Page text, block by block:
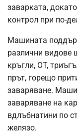
заварката,
контрол при по-
Машината
различни видове
кръгли, OT,
прът, горещо
заваряване.
заваряване на
вдлъбнатини по
желязо.